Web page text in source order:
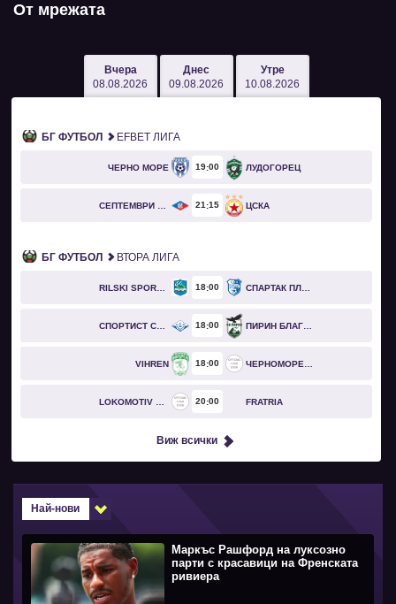
От мрежата
Вчера
08.08.2026
Днес
09.08.2026
Утре
10.08.2026
БГ ФУТБОЛ EFBET ЛИГА
ЧЕРНО МОРЕ 19 00 ЛУДОГОРЕЦ
СЕПТЕМВРИ СОФИЯ 21 15 ЦСКА
БГ ФУТБОЛ ВТОРА ЛИГА
RILSKI SPORTIST 18 00 СПАРТАК ПЛЕВЕН
СПОРТИСТ СВОГЕ 18 00 ПИРИН БЛАГОЕВГРАД
VIHREN 18 00 ЧЕРНОМОРЕЦ БУРГАС
LOKOMOTIV GO 20 00 FRATRIA
Виж всички
Най-нови
Маркъс Рашфорд на луксозно
парти с красавици на Френската
ривиера